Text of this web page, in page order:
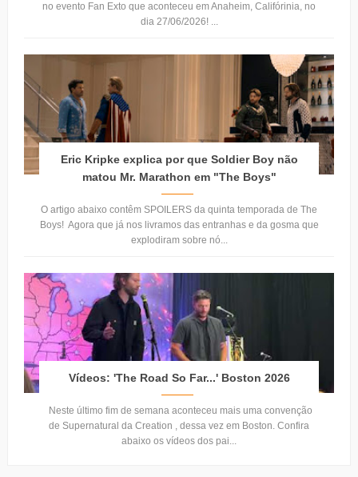
no evento Fan Exto que aconteceu em Anaheim, Califórinia, no
dia 27/06/2026! ...
Eric Kripke explica por que Soldier Boy não
matou Mr. Marathon em "The Boys"
O artigo abaixo contêm SPOILERS da quinta temporada de The
Boys! Agora que já nos livramos das entranhas e da gosma que
explodiram sobre nó...
Vídeos: 'The Road So Far...' Boston 2026
Neste último fim de semana aconteceu mais uma convenção
de Supernatural da Creation , dessa vez em Boston. Confira
abaixo os vídeos dos pai...